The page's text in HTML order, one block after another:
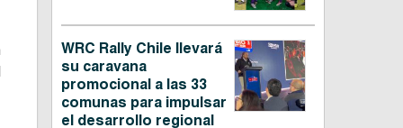
WRC Rally Chile llevará
su caravana
promocional a las 33
comunas para impulsar
el desarrollo regional